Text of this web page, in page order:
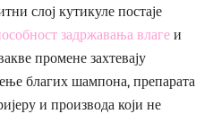
слој кутикуле постаје
задржавања влаге и
промене захтевају
благих шампона, препарата
и производа који не